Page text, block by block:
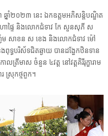
ឆ្នាំ២០២៣ នេះ ឯកឧត្តមអភិសន្តិបណ្ឌិត
ហាផ្ទៃ និងលោកជំទាវ កែ សួនសុភី ស
ែម សាខន ស ខេង និងលោកជំទាវ ម៉ៅ
ទ្ធបរិស័ទជិតឆ្ងាយ បានដង្ហែកឋិនទាន
លត្រីមាស ចំនួន ៤វត្ត នៅវត្តគិរីរុក្ខារាម
រ ស្រុកថ្មពួក។